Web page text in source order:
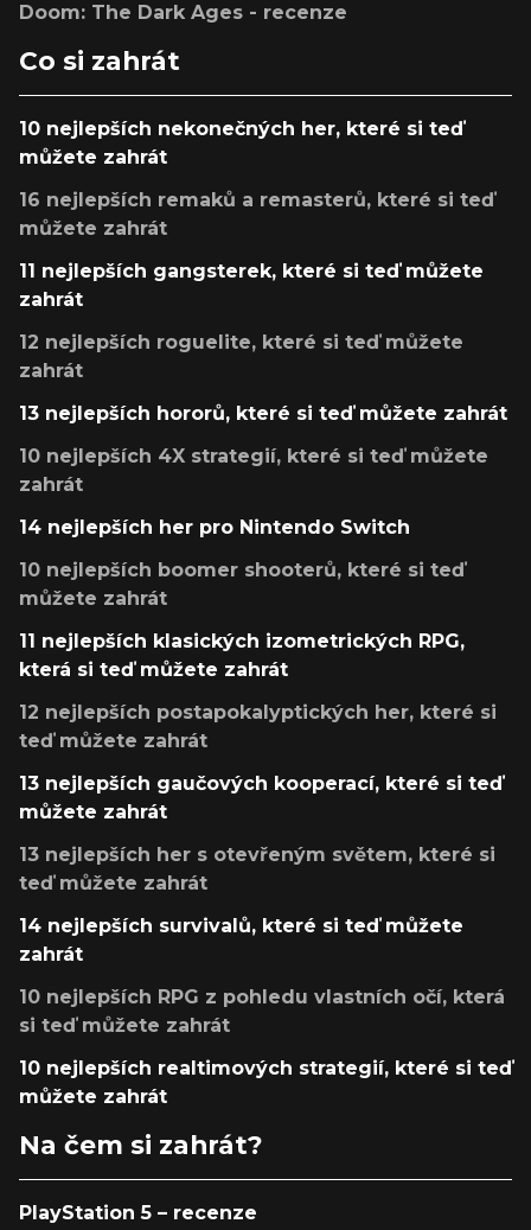
Doom: The Dark Ages - recenze
Co si zahrát
10 nejlepších nekonečných her, které si teď
můžete zahrát
16 nejlepších remaků a remasterů, které si teď
můžete zahrát
11 nejlepších gangsterek, které si teď můžete
zahrát
12 nejlepších roguelite, které si teď můžete
zahrát
13 nejlepších hororů, které si teď můžete zahrát
10 nejlepších 4X strategií, které si teď můžete
zahrát
14 nejlepších her pro Nintendo Switch
10 nejlepších boomer shooterů, které si teď
můžete zahrát
11 nejlepších klasických izometrických RPG,
která si teď můžete zahrát
12 nejlepších postapokalyptických her, které si
teď můžete zahrát
13 nejlepších gaučových kooperací, které si teď
můžete zahrát
13 nejlepších her s otevřeným světem, které si
teď můžete zahrát
14 nejlepších survivalů, které si teď můžete
zahrát
10 nejlepších RPG z pohledu vlastních očí, která
si teď můžete zahrát
10 nejlepších realtimových strategií, které si teď
můžete zahrát
Na čem si zahrát?
PlayStation 5 – recenze